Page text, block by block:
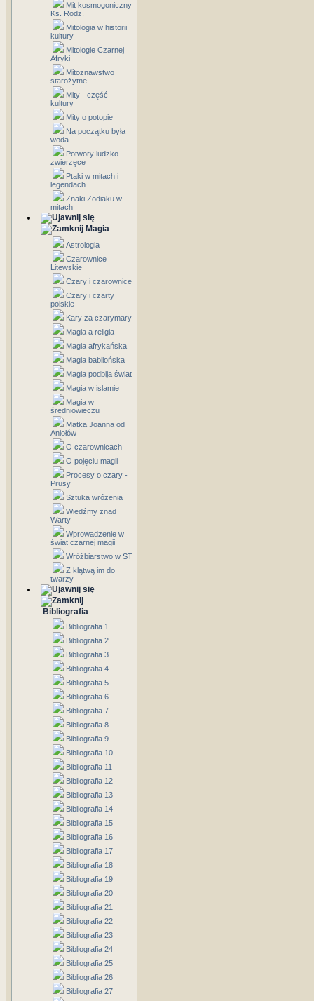
Mit kosmogoniczny
Ks. Rodz.
Mitologia w historii
kultury
Mitologie Czarnej
Afryki
Mitoznawstwo
starożytne
Mity - część
kultury
Mity o potopie
Na początku była
woda
Potwory ludzko-
zwierzęce
Ptaki w mitach i
legendach
Znaki Zodiaku w
mitach
Magia
Astrologia
Czarownice
Litewskie
Czary i czarownice
Czary i czarty
polskie
Kary za czarymary
Magia a religia
Magia afrykańska
Magia babilońska
Magia podbija świat
Magia w islamie
Magia w
średniowieczu
Matka Joanna od
Aniołów
O czarownicach
O pojęciu magii
Procesy o czary -
Prusy
Sztuka wróżenia
Wiedźmy znad
Warty
Wprowadzenie w
świat czarnej magii
Wróżbiarstwo w ST
Z klątwą im do
twarzy
Bibliografia
Bibliografia 1
Bibliografia 2
Bibliografia 3
Bibliografia 4
Bibliografia 5
Bibliografia 6
Bibliografia 7
Bibliografia 8
Bibliografia 9
Bibliografia 10
Bibliografia 11
Bibliografia 12
Bibliografia 13
Bibliografia 14
Bibliografia 15
Bibliografia 16
Bibliografia 17
Bibliografia 18
Bibliografia 19
Bibliografia 20
Bibliografia 21
Bibliografia 22
Bibliografia 23
Bibliografia 24
Bibliografia 25
Bibliografia 26
Bibliografia 27